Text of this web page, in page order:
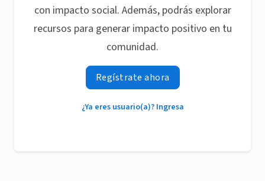
con impacto social. Además, podrás explorar
recursos para generar impacto positivo en tu
comunidad.
Regístrate ahora
¿Ya eres usuario(a)? Ingresa